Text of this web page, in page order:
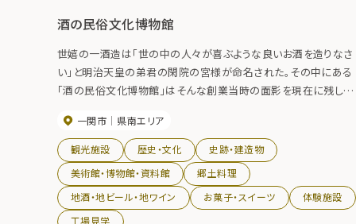
酒の民俗文化博物館
世嬉の一酒造は「世の中の人々が喜ぶような良いお酒を造りなさ
い」と明治天皇の弟君の閑院の宮様が命名された。その中にある
「酒の民俗文化博物館」はそんな創業当時の面影を現在に残して
の規模。内部には1,600点を超える酒作りの道具の中から、その
部を展示。その他、酒の神松尾大明神を祀っている杜氏部屋や酒
に欠かせない米作りの資料も見ることができる。平成18年には一
関ゆかりの作家十二人を顕彰する「いちのせき文学の蔵」がオー
プン。
一関市 県南エリア
観光施設 歴史・文化
史跡・建造物
美術館・博物館・資料館
郷土料理
地酒・地ビール・地ワイン
お菓子・スイーツ
体験施設
工場見学